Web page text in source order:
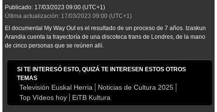
Publicado: 17/03/2023 09:00 (UTC+1)
Última actualización: 17/03/2023 09:00 (UTC+1)
El documental My Way Outes el resultado de un proceso de 7 años. Izaskun
Arandia cuenta la trayectoría de una discoteca trans de Londres, de la mano
de cinco personas que se reúnen allí.
SI TE INTERESÓ ESTO, QUIZÁ TE INTERESEN ESTOS OTROS
TEMAS
Televisión Euskal Herria
Noticias de Cultura 2025
Top Vídeos hoy
EiTB Kultura